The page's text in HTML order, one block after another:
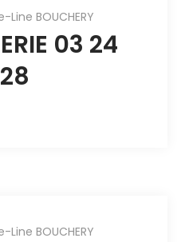
Line BOUCHERY
03 24
Line BOUCHERY